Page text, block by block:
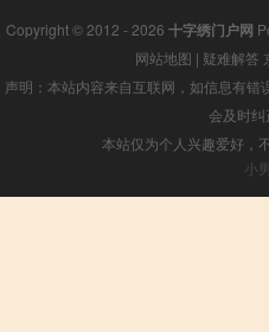
Copyright © 2012 - 2026 十字绣门户网
网站地图 | 疑难解答
声明：本站内容来自互联网，如信息有
会及时
本站仅为个人兴趣爱好，
小